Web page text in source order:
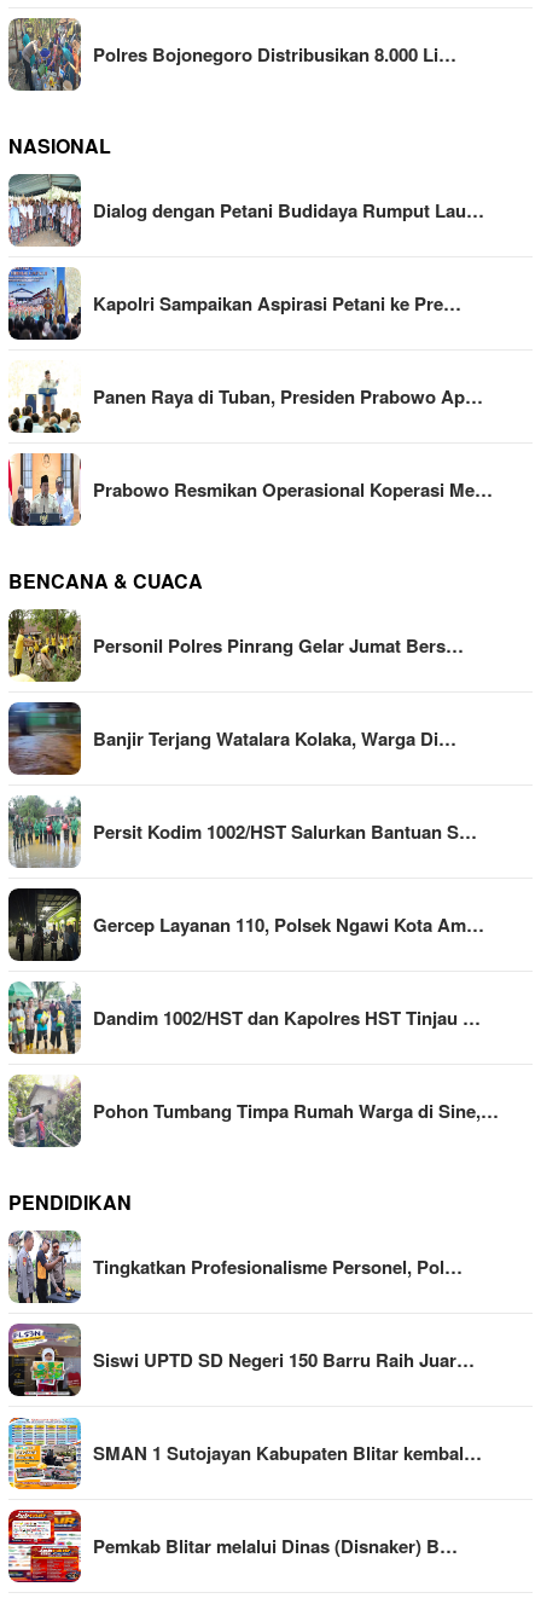
Polres Bojonegoro Distribusikan 8.000 Li…
NASIONAL
Dialog dengan Petani Budidaya Rumput Lau…
Kapolri Sampaikan Aspirasi Petani ke Pre…
Panen Raya di Tuban, Presiden Prabowo Ap…
Prabowo Resmikan Operasional Koperasi Me…
BENCANA & CUACA
Personil Polres Pinrang Gelar Jumat Bers…
Banjir Terjang Watalara Kolaka, Warga Di…
Persit Kodim 1002/HST Salurkan Bantuan S…
Gercep Layanan 110, Polsek Ngawi Kota Am…
Dandim 1002/HST dan Kapolres HST Tinjau …
Pohon Tumbang Timpa Rumah Warga di Sine,…
PENDIDIKAN
Tingkatkan Profesionalisme Personel, Pol…
Siswi UPTD SD Negeri 150 Barru Raih Juar…
SMAN 1 Sutojayan Kabupaten Blitar kembal…
Pemkab Blitar melalui Dinas (Disnaker) B…